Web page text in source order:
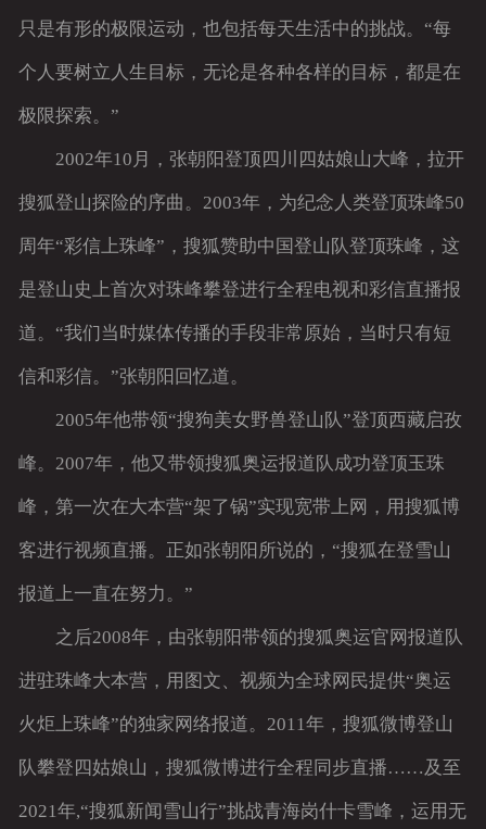
只是有形的极限运动，也包括每天生活中的挑战。“每
个人要树立人生目标，无论是各种各样的目标，都是在
极限探索。”
2002年10月，张朝阳登顶四川四姑娘山大峰，拉开
搜狐登山探险的序曲。2003年，为纪念人类登顶珠峰50
周年“彩信上珠峰”，搜狐赞助中国登山队登顶珠峰，这
是登山史上首次对珠峰攀登进行全程电视和彩信直播报
道。“我们当时媒体传播的手段非常原始，当时只有短
信和彩信。”张朝阳回忆道。
2005年他带领“搜狗美女野兽登山队”登顶西藏启孜
峰。2007年，他又带领搜狐奥运报道队成功登顶玉珠
峰，第一次在大本营“架了锅”实现宽带上网，用搜狐博
客进行视频直播。正如张朝阳所说的，“搜狐在登雪山
报道上一直在努力。”
之后2008年，由张朝阳带领的搜狐奥运官网报道队
进驻珠峰大本营，用图文、视频为全球网民提供“奥运
火炬上珠峰”的独家网络报道。2011年，搜狐微博登山
队攀登四姑娘山，搜狐微博进行全程同步直播……及至
2021年,“搜狐新闻雪山行”挑战青海岗什卡雪峰，运用无